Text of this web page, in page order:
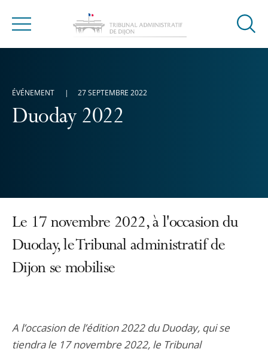
Menu
Ouvrir
Duoday 2022
ÉVÉNEMENT 27 SEPTEMBRE 2022
Le 17 novembre 2022, à l'occasion du
Duoday, le Tribunal administratif de
Dijon se mobilise
A l’occasion de l’édition 2022 du Duoday, qui se
tiendra le 17 novembre 2022, le Tribunal